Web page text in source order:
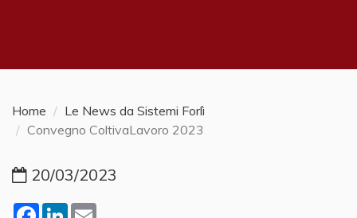
Home
Le News da Sistemi Forlì
Convegno ColtivaLavoro 2023
20/03/2023
Facebook
LinkedIn